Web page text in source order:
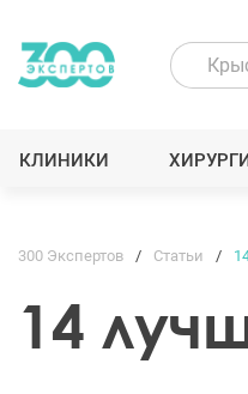
КЛИНИКИ
300 Экспертов Статьи
14